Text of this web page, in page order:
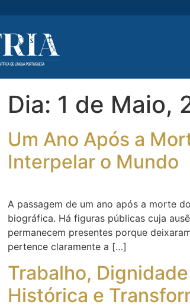
Dia: 1 de Maio,
Um Ano Após a
Interpelar o Mundo
A passagem de um ano após a morte
biográfica. Há figuras públicas cuja
permanecem presentes porque
pertence claramente a […]
Trabalho,
Histórica e